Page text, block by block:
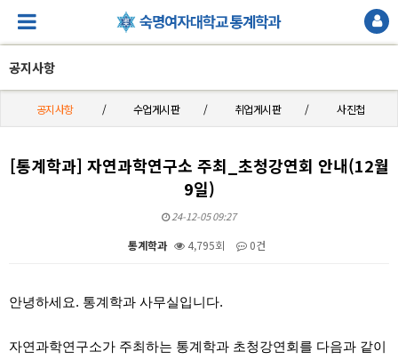
공지사항
공지사항 수업게시판 취업게시판 사진첩
[통계학과] 자연과학연구소 주최_초청강연회 안내(12월
9일)
24-12-05 09:27
통계학과 4,795회 0건
안녕하세요. 통계학과 사무실입니다.
자연과학연구소가 주최하는 통계학과 초청강연회를 다음과 같이